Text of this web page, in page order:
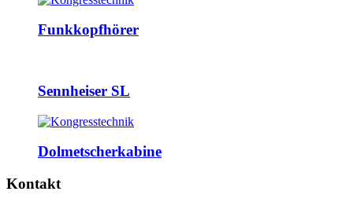
Funkkopfhörer
Sennheiser SL
Dolmetscherkabine
Kontakt